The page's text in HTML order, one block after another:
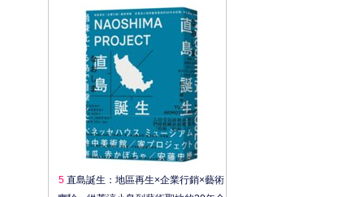
5直島誕生：地區再生×企業行銷×藝術